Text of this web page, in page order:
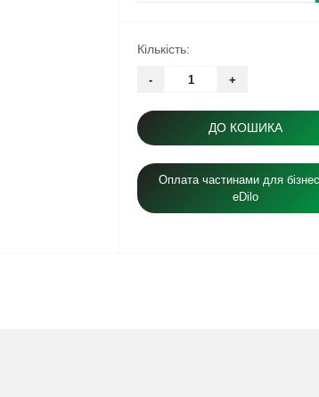
Кількість:
- +
ДО КОШИКА
Оплата частинами для
eDilo